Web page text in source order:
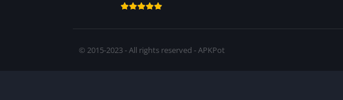
© 2015-2023 - All rights reserved - APKPot